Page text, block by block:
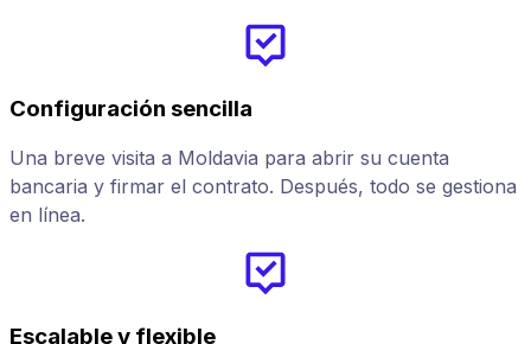
Configuración sencilla
Una breve visita a Moldavia para abrir su cuenta
bancaria y firmar el contrato. Después, todo se gestiona
en línea.
Escalable y flexible